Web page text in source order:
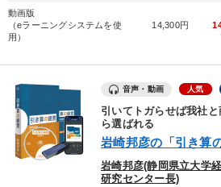
動画版
（eラーニングシステムを使
用）
14,300円
音声・動画 人気
引いてトガらせば我社
ら選ばれる
岩崎邦彦の「引き算
岩崎邦彦(静岡県立大学
研究センター長)